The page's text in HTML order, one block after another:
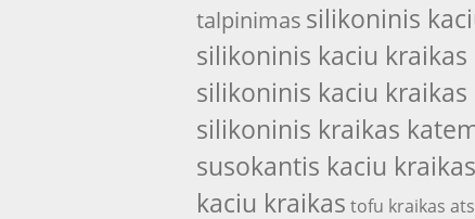
talpinimas silikoninis
silikoninis kaciu kraikas
silikoninis kaciu kraikas
silikoninis kraikas
susokantis kaciu kraikas
kaciu kraikas tofu kraikas